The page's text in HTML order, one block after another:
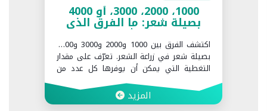
1000، 2000، 3000، أو 4000
بصيلة شعر: ما الفرق الذي
تحدثه؟
اكتشف الفرق بين 1000 و2000 و3000 و4000
بصيلة شعر في زراعة الشعر. تعرّف على مقدار
التغطية التي يمكن أن يوفرها كل عدد من
البصيلات وما العوامل التي تحدد العدد المناسب
لك في Realbeauty Clinic.
المزيد